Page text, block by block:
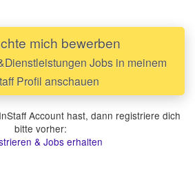
mich bewerben
Jobs in meinem
Profil anschauen
Account hast, dann registriere dich
bitte vorher:
& Jobs erhalten